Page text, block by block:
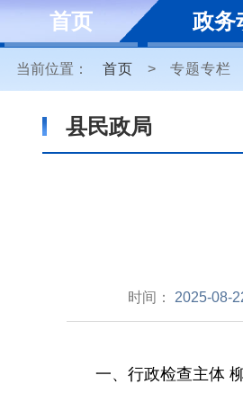
首页 政务
当前位置： 首页 > 专题专栏
县民政局
时间： 2025-08-
一、 行政检查主体